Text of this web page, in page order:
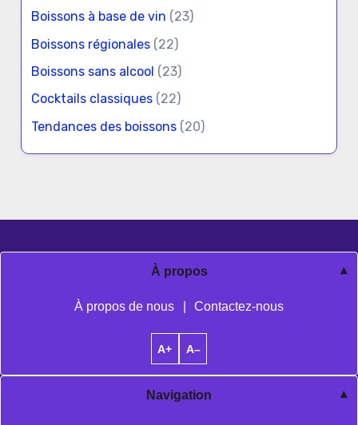
Boissons à base de vin (23)
Boissons régionales (22)
Boissons sans alcool (23)
Cocktails classiques (22)
Tendances des boissons (20)
À propos
À propos de nous Contactez-nous
A+ A–
Navigation